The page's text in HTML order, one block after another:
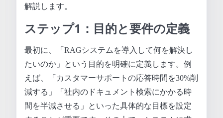
解説します。
ステップ1：目的と要件の定義
最初に、「RAGシステムを導入して何を解決し
たいのか」という目的を明確に定義します。例
えば、「カスタマーサポートの応答時間を30%削
減する」「社内のドキュメント検索にかかる時
間を半減させる」といった具体的な目標を設定